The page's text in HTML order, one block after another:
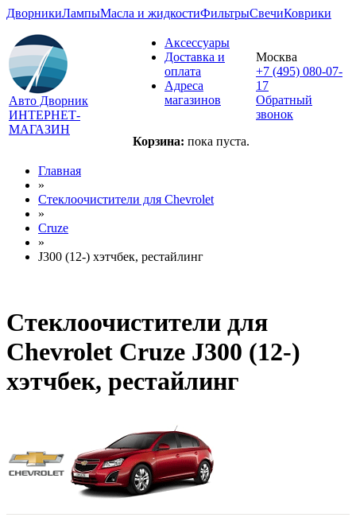
ДворникиЛампыМасла и жидкостиФильтрыСвечиКоврики
Авто Дворник
ИНТЕРНЕТ-
МАГАЗИН
Аксессуары
Доставка и
оплата
Адреса
магазинов
Корзина: пока пуста.
Москва
+7 (495) 080-07-
17
Обратный
звонок
Главная
»
Стеклоочистители для Chevrolet
»
Cruze
»
J300 (12-) хэтчбек, рестайлинг
Стеклоочистители для
Chevrolet Cruze J300 (12-)
хэтчбек, рестайлинг